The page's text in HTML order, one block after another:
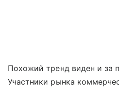
Похожий тренд виден и за
Участники рынка